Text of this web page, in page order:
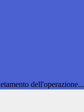
dell'operazione...